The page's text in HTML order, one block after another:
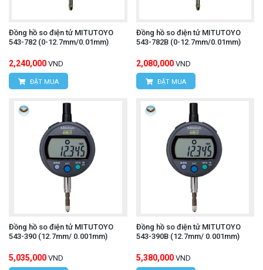
Đồng hồ so điện tử MITUTOYO
543-782 (0-12.7mm/0.01mm)
2,240,000 VND
ĐẶT MUA
Đồng hồ so điện tử MITUTOYO
543-782B (0-12.7mm/0.01mm)
2,080,000 VND
ĐẶT MUA
Đồng hồ so điện tử MITUTOYO
543-390 (12.7mm/ 0.001mm)
5,035,000 VND
Đồng hồ so điện tử MITUTOYO
543-390B (12.7mm/ 0.001mm)
5,380,000 VND